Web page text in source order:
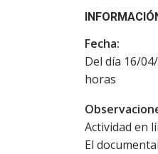
Fecha:
Del día 16/
horas
Actividad en
El